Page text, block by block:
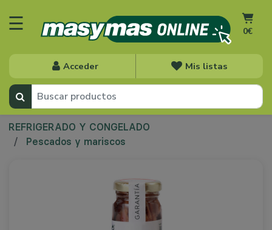
Acceder Mis listas
0€
☰
REFRIGERADO Y CONGELADO
Pescados y mariscos